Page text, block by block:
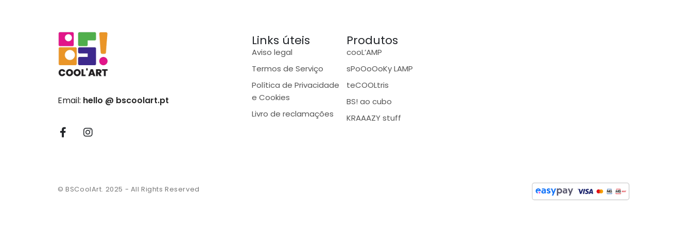
Email: hello @ bscoolart.pt
Links úteis
Aviso legal
Termos de Serviço
Política de Privacidade
e Cookies
Livro de reclamações
Produtos
cooL’AMP
sPoOoOoKy LAMP
teCOOLtris
BS! ao cubo
KRAAAZY stuff
© BSCoolArt. 2025 - All Rights Reserved